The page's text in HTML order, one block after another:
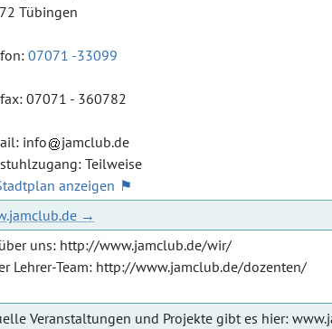
Tübingen
07071 -33099
07071 - 360782
info
jamclub.de
Teilweise
anzeigen
uns: http://www.jamclub.de/wir/
Lehrer-Team: http://www.jamclub.de/dozenten/
Veranstaltungen und Projekte gibt es hier: